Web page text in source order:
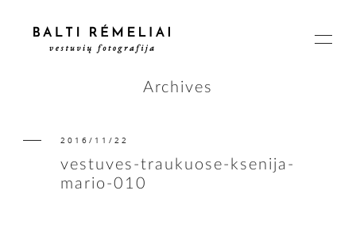
PAGRINDINIS
Archives
2016/11/22
vestuves-traukuose-ksenija-
mario-010